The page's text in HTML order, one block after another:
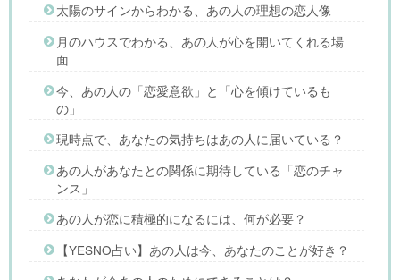
太陽のサインからわかる、あの人の理想の恋人像
月のハウスでわかる、あの人が心を開いてくれる場
面
今、あの人の「恋愛意欲」と「心を傾けているも
の」
現時点で、あなたの気持ちはあの人に届いている？
あの人があなたとの関係に期待している「恋のチャ
ンス」
あの人が恋に積極的になるには、何が必要？
【YESNO占い】あの人は今、あなたのことが好き？